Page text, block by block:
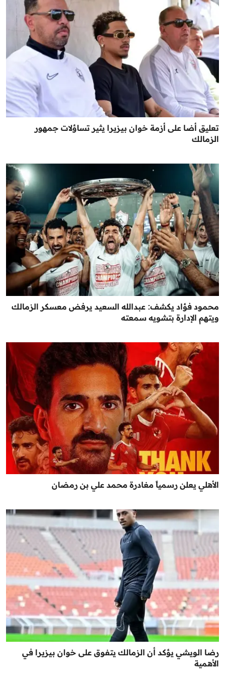
تعليق أضا على أزمة خوان بيزيرا يثير تساؤلات جمهور
الزمالك
محمود فؤاد يكشف: عبدالله السعيد يرفض معسكر الزمالك
ويتهم الإدارة بتشويه سمعته
الأهلي يعلن رسمياً مغادرة محمد علي بن رمضان
رضا الويشي يؤكد أن الزمالك يتفوق على خوان بيزيرا في
الأهمية